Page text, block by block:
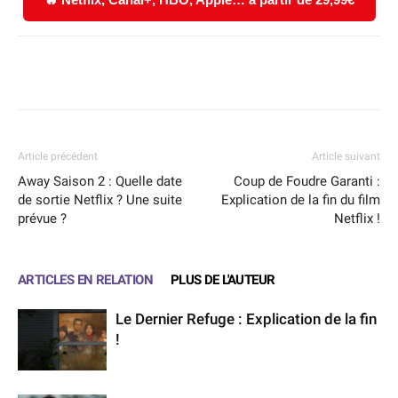
Article précédent
Away Saison 2 : Quelle date
de sortie Netflix ? Une suite
prévue ?
Article suivant
Coup de Foudre Garanti :
Explication de la fin du film
Netflix !
ARTICLES EN RELATION PLUS DE L'AUTEUR
Le Dernier Refuge : Explication de la fin
!